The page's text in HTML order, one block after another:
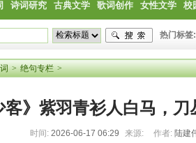
诗词研究 古典文学 歌词创作 女性文学 校
热门标签:
>绝句专栏>
客》紫羽青衫人白马，
时间: 2026-06-17 06:29 来源: 作者: 陆建